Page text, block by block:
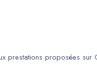
prestations proposées sur